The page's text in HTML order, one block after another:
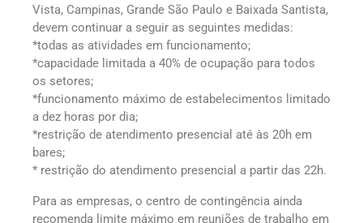
Vista, Campinas, Grande São Paulo e Baixada Santista,
devem continuar a seguir as seguintes medidas:
*todas as atividades em funcionamento;
*capacidade limitada a 40% de ocupação para todos
os setores;
*funcionamento máximo de estabelecimentos limitado
a dez horas por dia;
*restrição de atendimento presencial até às 20h em
bares;
* restrição do atendimento presencial a partir das 22h.
Para as empresas, o centro de contingência ainda
recomenda limite máximo em reuniões de trabalho em